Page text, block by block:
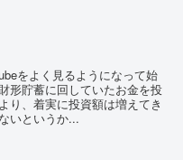
をよく見るようになって始
形貯蓄に回していたお金を投
り、着実に投資額は増えてき
いというか...